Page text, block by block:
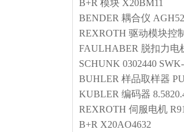
B+R 模块 X20BM11
BENDER 耦合仪
REXROTH 驱动模块控
FAULHABER 脱扣力电
SCHUNK 0302440
BUHLER 样品取样器
KUBLER 编码器
REXROTH 伺服电机
B+R X20AO4632